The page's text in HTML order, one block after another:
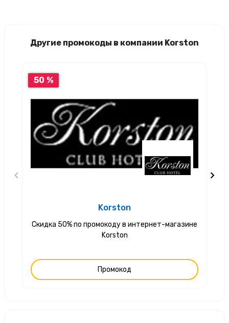
Другие промокоды в компании Korston
50 %
Korston
Скидка 50% по промокоду в интернет-магазине
Korston
Промокод